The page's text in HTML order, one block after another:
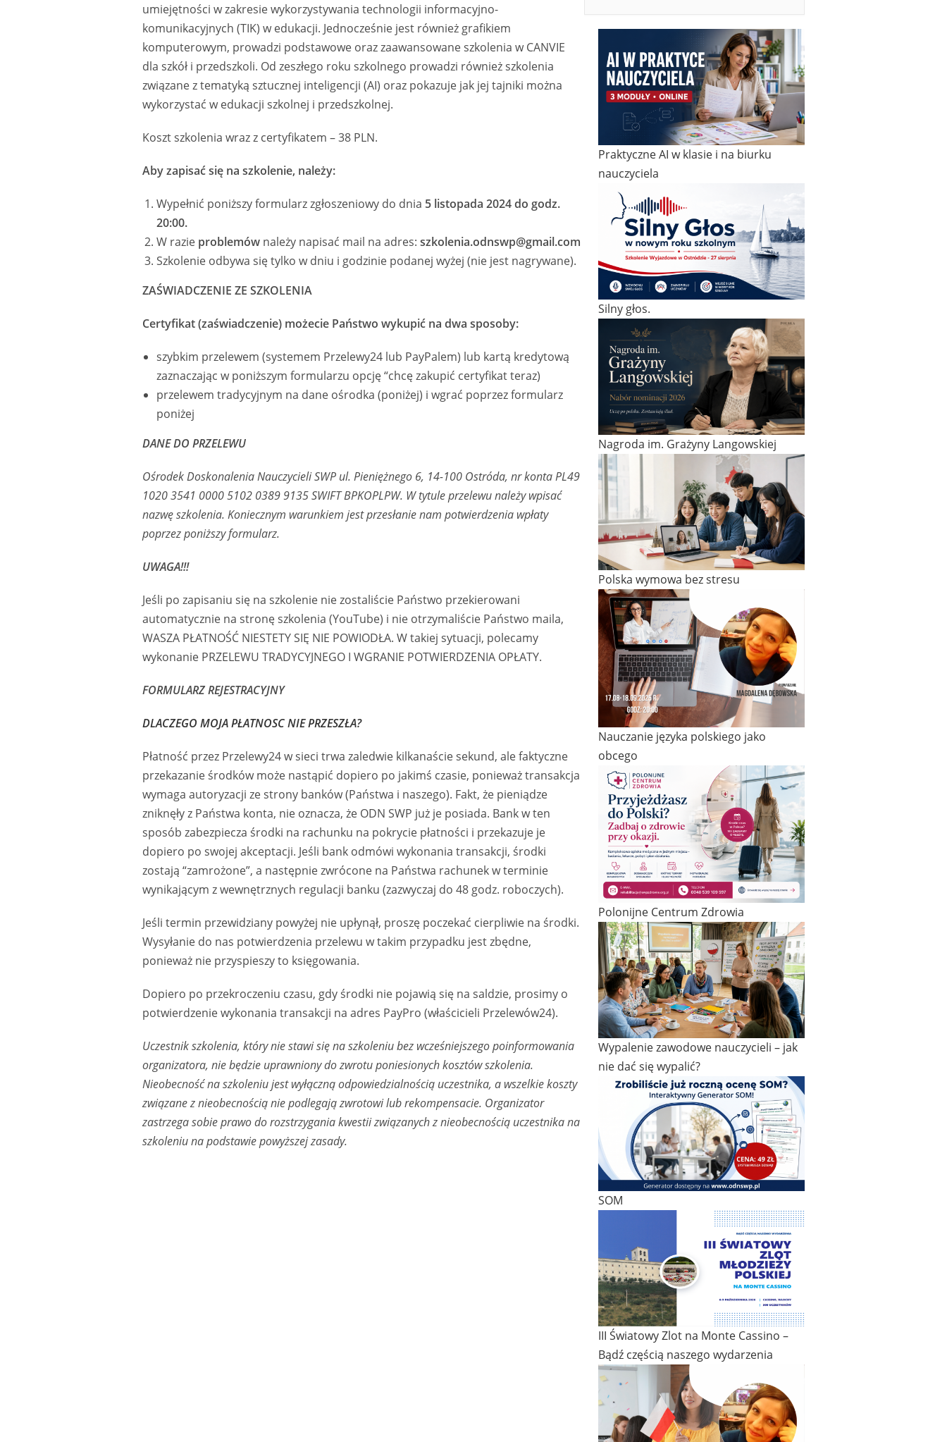
umiejętności w zakresie wykorzystywania technologii informacyjno-
komunikacyjnych (TIK) w edukacji. Jednocześnie jest również grafikiem
komputerowym, prowadzi podstawowe oraz zaawansowane szkolenia w CANVIE
dla szkół i przedszkoli. Od zeszłego roku szkolnego prowadzi również szkolenia
związane z tematyką sztucznej inteligencji (AI) oraz pokazuje jak jej tajniki można
wykorzystać w edukacji szkolnej i przedszkolnej.
Koszt szkolenia wraz z certyfikatem – 38 PLN.
Aby zapisać się na szkolenie, należy:
Wypełnić poniższy formularz zgłoszeniowy do dnia 5 listopada 2024 do godz.
20:00.
W razie problemów należy napisać mail na adres: szkolenia.odnswp@gmail.com
Szkolenie odbywa się tylko w dniu i godzinie podanej wyżej (nie jest nagrywane).
ZAŚWIADCZENIE ZE SZKOLENIA
Certyfikat (zaświadczenie) możecie Państwo wykupić na dwa sposoby:
szybkim przelewem (systemem Przelewy24 lub PayPalem) lub kartą kredytową
zaznaczając w poniższym formularzu opcję “chcę zakupić certyfikat teraz)
przelewem tradycyjnym na dane ośrodka (poniżej) i wgrać poprzez formularz
poniżej
DANE DO PRZELEWU
Ośrodek Doskonalenia Nauczycieli SWP ul. Pieniężnego 6, 14-100 Ostróda, nr konta PL49
1020 3541 0000 5102 0389 9135 SWIFT BPKOPLPW. W tytule przelewu należy wpisać
nazwę szkolenia. Koniecznym warunkiem jest przesłanie nam potwierdzenia wpłaty
poprzez poniższy formularz.
UWAGA!!!
Jeśli po zapisaniu się na szkolenie nie zostaliście Państwo przekierowani
automatycznie na stronę szkolenia (YouTube) i nie otrzymaliście Państwo maila,
WASZA PŁATNOŚĆ NIESTETY SIĘ NIE POWIODŁA. W takiej sytuacji, polecamy
wykonanie PRZELEWU TRADYCYJNEGO I WGRANIE POTWIERDZENIA OPŁATY.
FORMULARZ REJESTRACYJNY
DLACZEGO MOJA PŁATNOSC NIE PRZESZŁA?
Płatność przez Przelewy24 w sieci trwa zaledwie kilkanaście sekund, ale faktyczne
przekazanie środków może nastąpić dopiero po jakimś czasie, ponieważ transakcja
wymaga autoryzacji ze strony banków (Państwa i naszego). Fakt, że pieniądze
zniknęły z Państwa konta, nie oznacza, że ODN SWP już je posiada. Bank w ten
sposób zabezpiecza środki na rachunku na pokrycie płatności i przekazuje je
dopiero po swojej akceptacji. Jeśli bank odmówi wykonania transakcji, środki
zostają “zamrożone”, a następnie zwrócone na Państwa rachunek w terminie
wynikającym z wewnętrznych regulacji banku (zazwyczaj do 48 godz. roboczych).
Jeśli termin przewidziany powyżej nie upłynął, proszę poczekać cierpliwie na środki.
Wysyłanie do nas potwierdzenia przelewu w takim przypadku jest zbędne,
ponieważ nie przyspieszy to księgowania.
Dopiero po przekroczeniu czasu, gdy środki nie pojawią się na saldzie, prosimy o
potwierdzenie wykonania transakcji na adres PayPro (właścicieli Przelewów24).
Uczestnik szkolenia, który nie stawi się na szkoleniu bez wcześniejszego poinformowania
organizatora, nie będzie uprawniony do zwrotu poniesionych kosztów szkolenia.
Nieobecność na szkoleniu jest wyłączną odpowiedzialnością uczestnika, a wszelkie koszty
związane z nieobecnością nie podlegają zwrotowi lub rekompensacie. Organizator
zastrzega sobie prawo do rozstrzygania kwestii związanych z nieobecnością uczestnika na
szkoleniu na podstawie powyższej zasady.
Praktyczne AI w klasie i na biurku
nauczyciela
Silny głos.
Nagroda im. Grażyny Langowskiej
Polska wymowa bez stresu
Nauczanie języka polskiego jako
obcego
Polonijne Centrum Zdrowia
Wypalenie zawodowe nauczycieli – jak
nie dać się wypalić?
SOM
III Światowy Zlot na Monte Cassino –
Bądź częścią naszego wydarzenia